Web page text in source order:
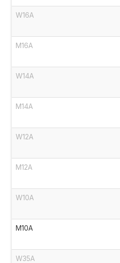
W16A
M16A
W14A
M14A
W12A
M12A
W10A
M10A
W35A